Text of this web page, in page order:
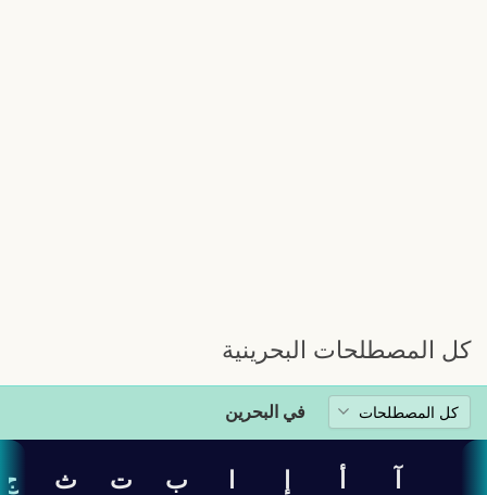
كل المصطلحات البحرينية
في البحرين
آ أ إ ا ب ت ث ج